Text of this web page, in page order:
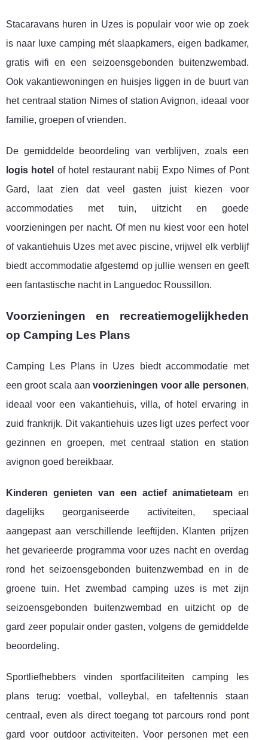
Stacaravans huren in Uzes is populair voor wie op zoek
is naar luxe camping mét slaapkamers, eigen badkamer,
gratis wifi en een seizoensgebonden buitenzwembad.
Ook vakantiewoningen en huisjes liggen in de buurt van
het centraal station Nimes of station Avignon, ideaal voor
familie, groepen of vrienden.
De gemiddelde beoordeling van verblijven, zoals een
logis hotel of hotel restaurant nabij Expo Nimes of Pont
Gard, laat zien dat veel gasten juist kiezen voor
accommodaties met tuin, uitzicht en goede
voorzieningen per nacht. Of men nu kiest voor een hotel
of vakantiehuis Uzes met avec piscine, vrijwel elk verblijf
biedt accommodatie afgestemd op jullie wensen en geeft
een fantastische nacht in Languedoc Roussillon.
Voorzieningen en recreatiemogelijkheden
op Camping Les Plans
Camping Les Plans in Uzes biedt accommodatie met
een groot scala aanvoorzieningen voor alle personen,
ideaal voor een vakantiehuis, villa, of hotel ervaring in
zuid frankrijk. Dit vakantiehuis uzes ligt uzes perfect voor
gezinnen en groepen, met centraal station en station
avignon goed bereikbaar.
Kinderen genieten van een actief animatieteamen
dagelijks georganiseerde activiteiten, speciaal
aangepast aan verschillende leeftijden. Klanten prijzen
het gevarieerde programma voor uzes nacht en overdag
rond het seizoensgebonden buitenzwembad en in de
groene tuin. Het zwembad camping uzes is met zijn
seizoensgebonden buitenzwembad en uitzicht op de
gard zeer populair onder gasten, volgens de gemiddelde
beoordeling.
Sportliefhebbers vinden sportfaciliteiten camping les
plans terug: voetbal, volleybal, en tafeltennis staan
centraal, even als direct toegang tot parcours rond pont
gard voor outdoor activiteiten. Voor personen met een